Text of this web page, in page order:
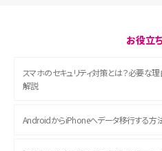
お役立
スマホのセキュリティ対策とは？必要な
解説
AndroidからiPhoneへデータ移行する方